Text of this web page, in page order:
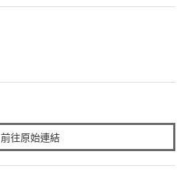
前往原始連結